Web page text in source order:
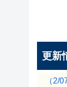
更新
（2/